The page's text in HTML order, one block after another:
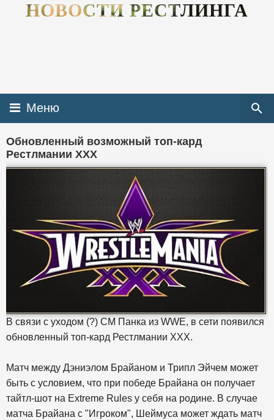
НОВОСТИ РЕСТЛИНГА
Меню
Обновленный возможный топ-кард
Рестлмании XXX
В связи с уходом (?) СМ Панка из WWE, в сети появился
обновленный топ-кард Рестлмании XXX.
Матч между Дэниэлом Брайаном и Трипл Эйчем может
быть с условием, что при победе Брайана он получает
тайтл-шот на Extreme Rules у себя на родине. В случае
матча Брайана с "Игроком", Шеймуса может ждать матч